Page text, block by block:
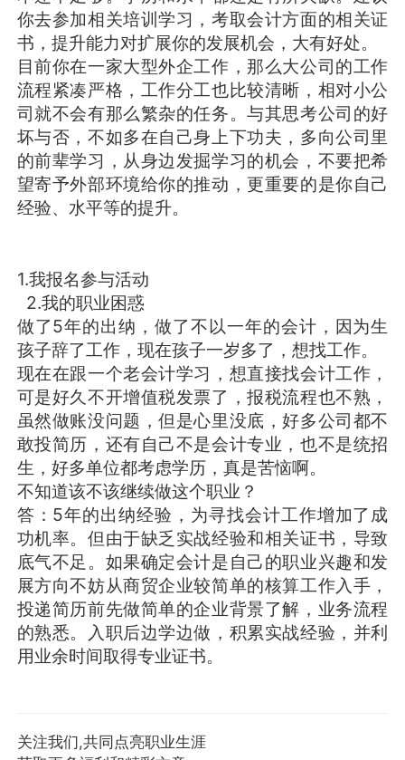
你去参加相关培训学习，考取会计方面的相关证
书，提升能力对扩展你的发展机会，大有好处。
目前你在一家大型外企工作，那么大公司的工作
流程紧凑严格，工作分工也比较清晰，相对小公
司就不会有那么繁杂的任务。与其思考公司的好
坏与否，不如多在自己身上下功夫，多向公司里
的前辈学习，从身边发掘学习的机会，不要把希
望寄予外部环境给你的推动，更重要的是你自己
经验、水平等的提升。
1.我报名参与活动
2.我的职业困惑
做了5年的出纳，做了不以一年的会计，因为生
孩子辞了工作，现在孩子一岁多了，想找工作。
现在在跟一个老会计学习，想直接找会计工作，
可是好久不开增值税发票了，报税流程也不熟，
虽然做账没问题，但是心里没底，好多公司都不
敢投简历，还有自己不是会计专业，也不是统招
生，好多单位都考虑学历，真是苦恼啊。
不知道该不该继续做这个职业？
答：5年的出纳经验，为寻找会计工作增加了成
功机率。但由于缺乏实战经验和相关证书，导致
底气不足。如果确定会计是自己的职业兴趣和发
展方向不妨从商贸企业较简单的核算工作入手，
投递简历前先做简单的企业背景了解，业务流程
的熟悉。入职后边学边做，积累实战经验，并利
用业余时间取得专业证书。
关注我们,共同点亮职业生涯